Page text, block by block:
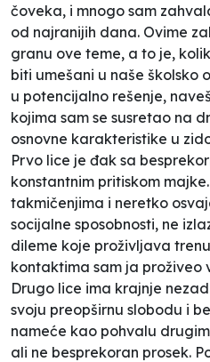
čoveka, i mnogo sam
od najranijih dana. Ovime
granu ove teme, a to je,
biti umešani u naše školsko
u potencijalno rešenje,
kojima sam se susretao na
osnovne karakteristike u
Prvo lice je đak sa
konstantnim pritiskom
takmičenjima i neretko
socijalne sposobnosti, ne
dileme koje proživljava
kontaktima sam ja proživeo
Drugo lice ima krajnje
svoju preopširnu slobodu i
nameće kao pohvalu
ali ne besprekoran prosek.